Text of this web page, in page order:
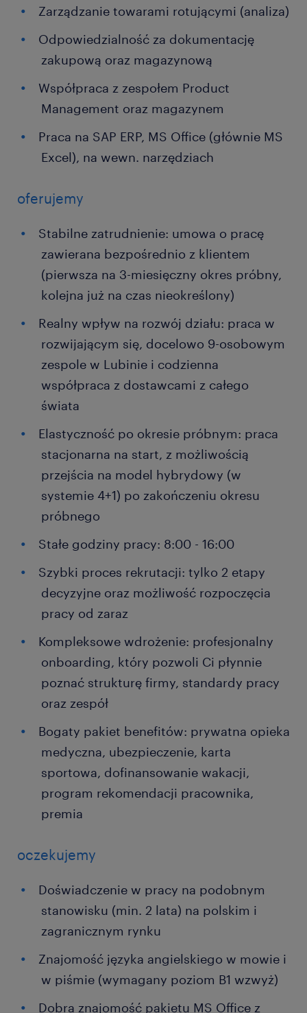
Zarządzanie towarami rotującymi (analiza)
Odpowiedzialność za dokumentację
zakupową oraz magazynową
Współpraca z zespołem Product
Management oraz magazynem
Praca na SAP ERP, MS Office (głównie MS
Excel), na wewn. narzędziach
oferujemy
Stabilne zatrudnienie: umowa o pracę
zawierana bezpośrednio z klientem
(pierwsza na 3-miesięczny okres próbny,
kolejna już na czas nieokreślony)
Realny wpływ na rozwój działu: praca w
rozwijającym się, docelowo 9-osobowym
zespole w Lubinie i codzienna
współpraca z dostawcami z całego
świata
Elastyczność po okresie próbnym: praca
stacjonarna na start, z możliwością
przejścia na model hybrydowy (w
systemie 4+1) po zakończeniu okresu
próbnego
Stałe godziny pracy: 8:00 - 16:00
Szybki proces rekrutacji: tylko 2 etapy
decyzyjne oraz możliwość rozpoczęcia
pracy od zaraz
Kompleksowe wdrożenie: profesjonalny
onboarding, który pozwoli Ci płynnie
poznać strukturę firmy, standardy pracy
oraz zespół
Bogaty pakiet benefitów: prywatna opieka
medyczna, ubezpieczenie, karta
sportowa, dofinansowanie wakacji,
program rekomendacji pracownika,
premia
oczekujemy
Doświadczenie w pracy na podobnym
stanowisku (min. 2 lata) na polskim i
zagranicznym rynku
Znajomość języka angielskiego w mowie i
w piśmie (wymagany poziom B1 wzwyż)
Dobra znajomość pakietu MS Office z